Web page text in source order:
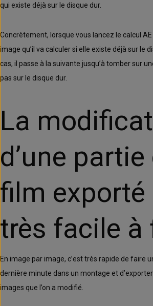
qui existe déjà sur le disque dur.
Concrètement, lorsque vous lancez le calcul
image qu’il va calculer si elle existe déjà sur le
cas, il passe à la suivante jusqu’à tomber sur
pas sur le disque dur.
La
d’une partie
film exporté
très facile à
En image par image, c’est très rapide de faire
dernière minute dans un montage et
images que l’on a modifié.